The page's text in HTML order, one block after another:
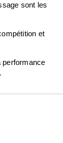
sont les
et
performance